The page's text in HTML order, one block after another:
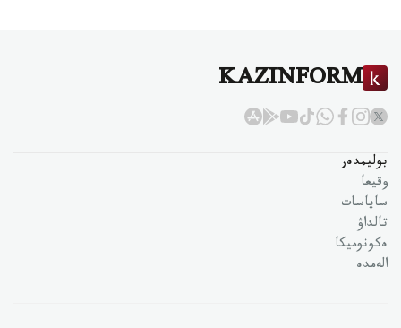
KAZINFORM
بوليمدەر
وقيعا
ساياسات
تالداۋ
ەكونوميكا
الەمدە